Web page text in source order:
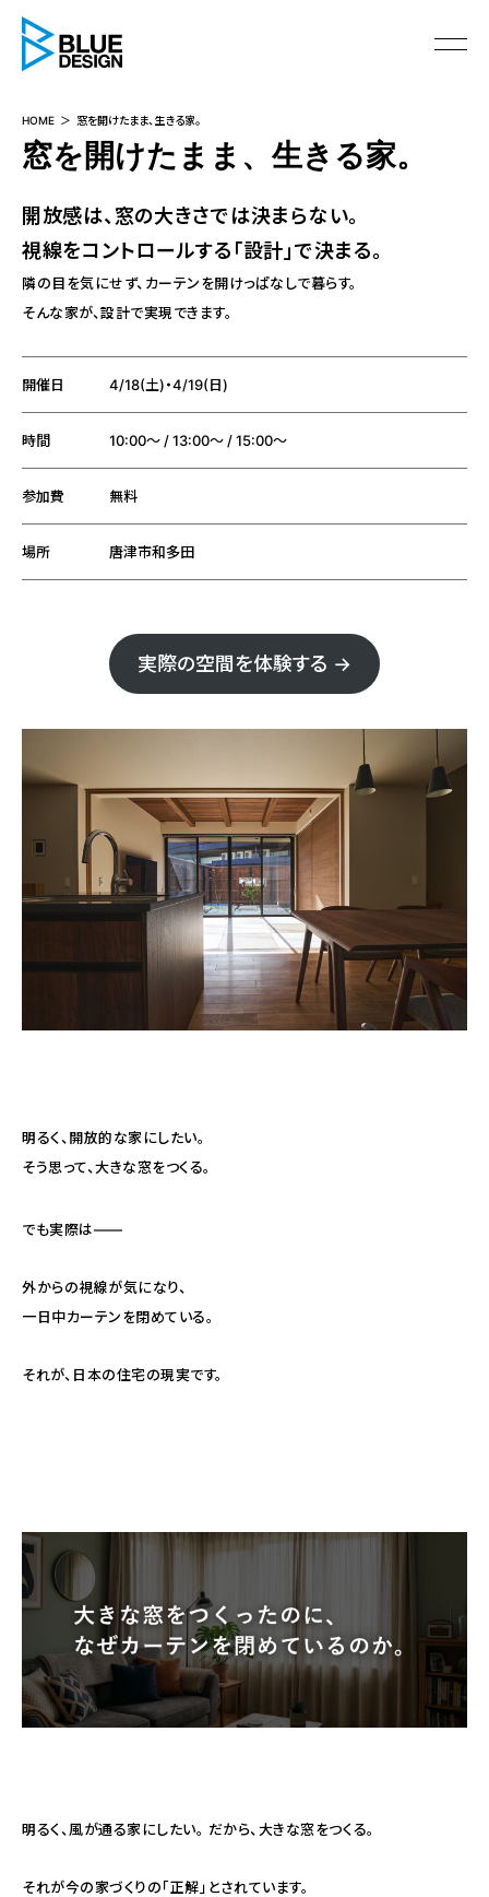
HOME 窓を開けたまま、生きる家。
窓を開けたまま、生きる家。
開放感は、窓の大きさでは決まらない。
視線をコントロールする「設計」で決まる。
隣の目を気にせず、カーテンを開けっぱなしで暮らす。
そんな家が、設計で実現できます。
開催日 4/18(土)・4/19(日)
時間 10:00〜 / 13:00〜 / 15:00〜
参加費 無料
場所 唐津市和多田
実際の空間を体験する →
明るく、開放的な家にしたい。
そう思って、大きな窓をつくる。
でも実際は——
外からの視線が気になり、
一日中カーテンを閉めている。
それが、日本の住宅の現実です。
明るく、風が通る家にしたい。 だから、大きな窓をつくる。
それが今の家づくりの「正解」とされています。